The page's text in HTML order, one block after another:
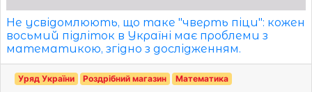
Не усвідомлюють, що таке "чверть піци": кожен
восьмий підліток в Україні має проблеми з
математикою, згідно з дослідженням.
Уряд України Роздрібний магазин Математика